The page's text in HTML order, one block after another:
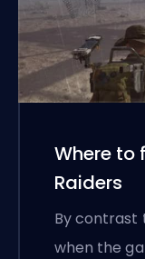
Where to
Raiders
By contrast
when the